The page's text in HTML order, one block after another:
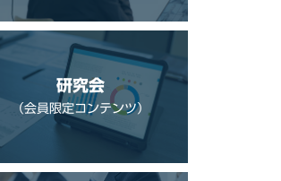
研究会
（会員限定コンテンツ）